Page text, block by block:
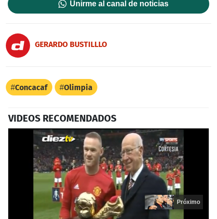
Unirme al canal de noticias
GERARDO BUSTILLLO
Concacaf Olimpia
VIDEOS RECOMENDADOS
Próximo